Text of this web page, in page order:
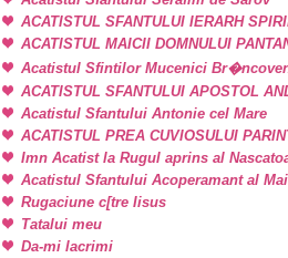
ACATISTUL SFANTULUI IERARH
ACATISTUL MAICII DOMNULUI
Acatistul Sfintilor Mucenici
ACATISTUL SFANTULUI APOSTOL
Acatistul Sfantului Antonie cel Mare
ACATISTUL PREA CUVIOSULUI
Imn Acatist la Rugul aprins al
Acatistul Sfantului Acoperamant al
Rugaciune c[tre Iisus
Tatalui meu
Da-mi lacrimi